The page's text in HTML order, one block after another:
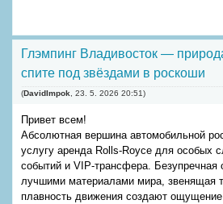
Глэмпинг Владивосток —
спите под звёздами в роскоши
(DavidImpok 23. 5. 2026 20:51)
Привет всем!
Абсолютная вершина автомобильной
услугу аренда Rolls-Royce для особых
событий и VIP-транcфера. Безупречная
лучшими материалами мира, звенящая
плавность движения создают